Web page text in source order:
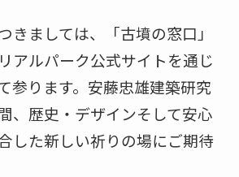
きましては、「古墳の窓口」
アルパーク公式サイトを通じ
参ります。安藤忠雄建築研究
、歴史・デザインそして安心
した新しい祈りの場にご期待